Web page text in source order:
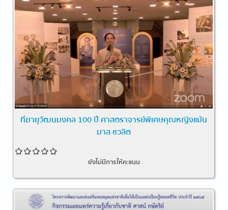
ทีฆายุวัฒนมงคล 100 ปี ศาสตราจารย์พิเศษคุณหญิงแม้น
มาส ชวลิต
ยังไม่มีการให้คะแนน